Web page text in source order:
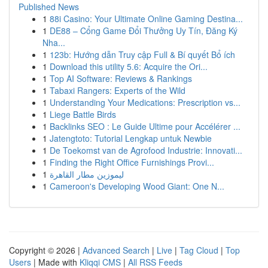
Published News
1 88i Casino: Your Ultimate Online Gaming Destina...
1 DE88 – Cổng Game Đổi Thưởng Uy Tín, Đăng Ký
Nha...
1 123b: Hướng dẫn Truy cập Full & Bí quyết Bổ ích
1 Download this utility 5.6: Acquire the Ori...
1 Top AI Software: Reviews & Rankings
1 Tabaxi Rangers: Experts of the Wild
1 Understanding Your Medications: Prescription vs...
1 Liege Battle Birds
1 Backlinks SEO : Le Guide Ultime pour Accélérer ...
1 Jatengtoto: Tutorial Lengkap untuk Newbie
1 De Toekomst van de Agrofood Industrie: Innovati...
1 Finding the Right Office Furnishings Provi...
1 ليموزين مطار القاهرة
1 Cameroon's Developing Wood Giant: One N...
Copyright © 2026 | Advanced Search | Live | Tag Cloud | Top
Users | Made with Kliqqi CMS | All RSS Feeds